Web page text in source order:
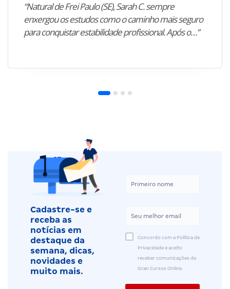
“Natural de Frei Paulo (SE), Sarah C. sempre
enxergou os estudos como o caminho mais seguro
para conquistar estabilidade profissional. Após o…”
Cadastre-se e
receba as
notícias em
destaque da
semana, dicas,
novidades e
muito mais.
Concordo com a Política de
Privacidade e aceito
receber comunicações do
Gran Cursos Online.